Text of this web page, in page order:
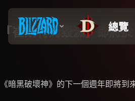
「崔斯特姆毀滅」即將
《暗黑破壞神》的下一個週年即將